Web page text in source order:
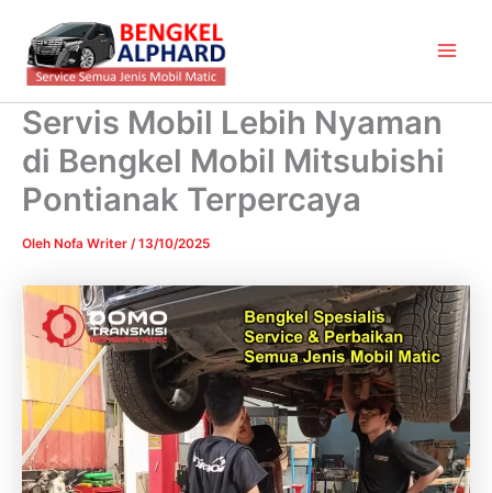
konten
Servis Mobil Lebih Nyaman
di Bengkel Mobil Mitsubishi
Pontianak Terpercaya
Oleh Nofa Writer /13/10/2025